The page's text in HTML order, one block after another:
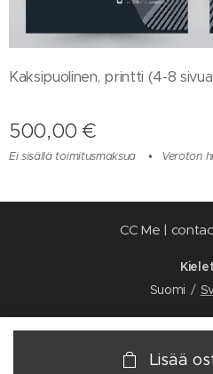
Kaksipuolinen, printti (4-8
500,00 €
Ei sisällä toimitusmaksua Veroton
Lisää
CC Me |
Kielet
Suomi